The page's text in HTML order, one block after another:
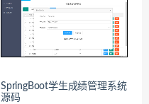
SpringBoot学生成绩管理系统
源码